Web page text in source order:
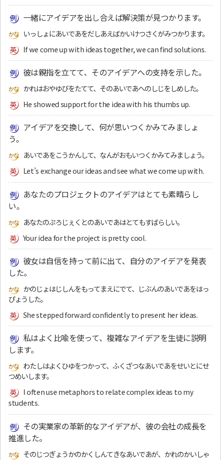
一緒にアイデアを出し合えば解決策が見つかります。
いっしょにあいであをだしあえばかいけつさくがみつかります。
If we come up with ideas together, we can find solutions.
彼は親指を立てて、そのアイデアへの支持を示した。
かれはおやゆびをたてて、そのあいであへのしじをしめした。
He showed support for the idea with his thumbs up.
アイデアを交換して、何が思いつくかみてみましょ
う。
あいであをこうかんして、なんがおもいつくかみてみましょう。
Let’s exchange our ideas and see what we come up with.
あなたのプロジェクトのアイデアはとても素晴らし
い。
あなたのぷろじぇくとのあいであはとてもすばらしい。
Your idea for the project is pretty cool.
彼女は自信を持って前に出て、自分のアイデアを発表
した。
かのじょはじしんをもってまえにでて、じぶんのあいであをはっ
ぴょうした。
She stepped forward confidently to present her ideas.
私はよく比喩を使って、複雑なアイデアを生徒に説明
します。
わたしはよくひゆをつかって、ふくざつなあいであをせいとにせ
つめいします。
I often use metaphors to relate complex ideas to my
students.
その実業家の革新的なアイデアが、彼の会社の成長を
推進した。
そのじつぎょうかのかくしんてきなあいであが、かれのかいしゃ